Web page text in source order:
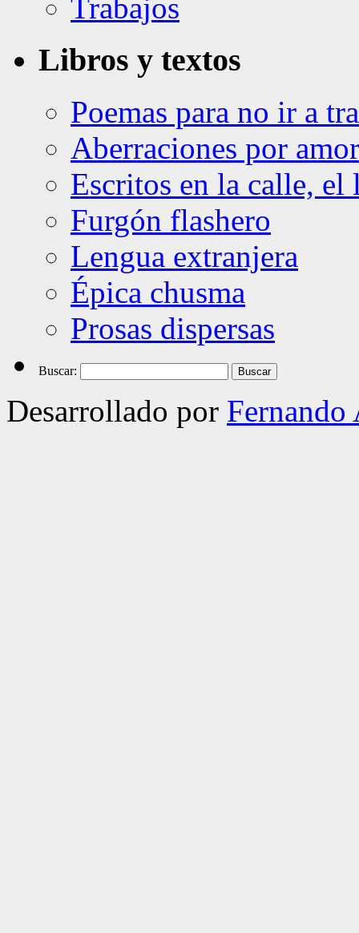
Trabajos
Libros y textos
Poemas para no ir a
Aberraciones por amor
Escritos en la calle, el
Furgón flashero
Lengua extranjera
Épica chusma
Prosas dispersas
Buscar:
Desarrollado por Fernando